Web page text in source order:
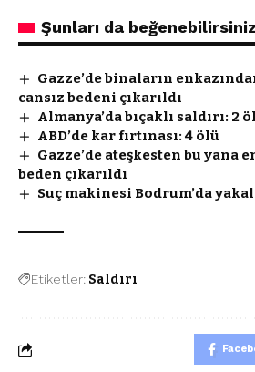
Şunları da beğenebilirsiniz
Gazze’de binaların
cansız bedeni çıkarıldı
Almanya’da bıçaklı saldırı: 2
ABD’de kar fırtınası: 4 ölü
Gazze’de ateşkesten bu yana
beden çıkarıldı
Suç makinesi Bodrum’da
Etiketler: Saldırı